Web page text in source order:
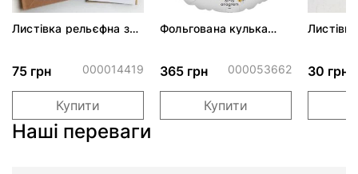
Листівка рельєфна з
75 грн 000014419
Купити
Фольгована кулька
365 грн 000053662
Купити
30 грн
Наші переваги